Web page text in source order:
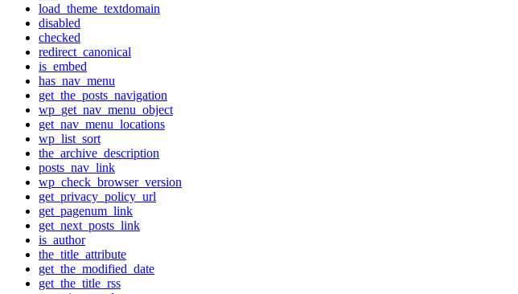
load_theme_textdomain
disabled
checked
redirect_canonical
is_embed
has_nav_menu
get_the_posts_navigation
wp_get_nav_menu_object
get_nav_menu_locations
wp_list_sort
the_archive_description
posts_nav_link
wp_check_browser_version
get_privacy_policy_url
get_pagenum_link
get_next_posts_link
is_author
the_title_attribute
get_the_modified_date
get_the_title_rss